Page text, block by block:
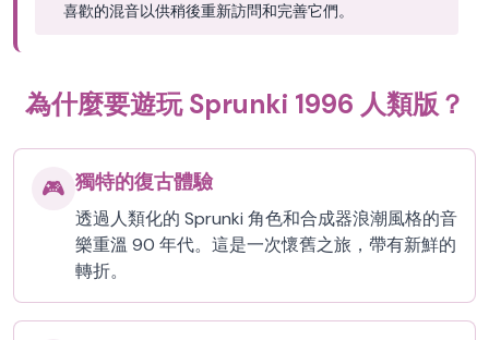
喜歡的混音以供稍後重新訪問和完善它們。
為什麼要遊玩 Sprunki 1996 人類版？
🎮 獨特的復古體驗
透過人類化的 Sprunki 角色和合成器浪潮風格的音
樂重溫 90 年代。這是一次懷舊之旅，帶有新鮮的
轉折。